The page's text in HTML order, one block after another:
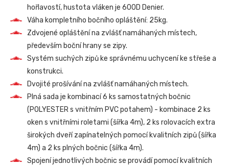
hořlavostí, hustota vláken je 600D Denier.
Váha kompletního bočního opláštění: 25kg.
Zdvojené opláštění na zvlášť namáhaných místech,
především boční hrany se zipy.
Systém suchých zipů ke správnému uchycení ke střeše a
konstrukci.
Dvojité prošívání na zvlášť namáhaných místech.
Plná sada je kombinací 6 ks samostatných bočnic
(POLYESTER s vnitřním PVC potahem) - kombinace 2 ks
oken s vnitřními roletami (šířka 4m), 2 ks rolovacích extra
širokých dveří zapínatelných pomocí kvalitních zipů (šířka
4m) a 2 ks plných bočnic (šířka 4m).
Spojení jednotlivých bočnic se provádí pomocí kvalitních